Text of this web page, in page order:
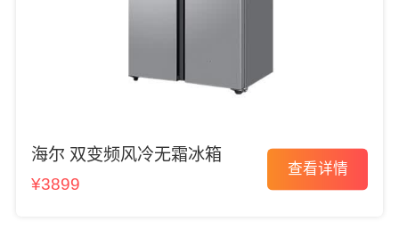
海尔 双变频风冷无霜冰箱
¥3899
查看详情